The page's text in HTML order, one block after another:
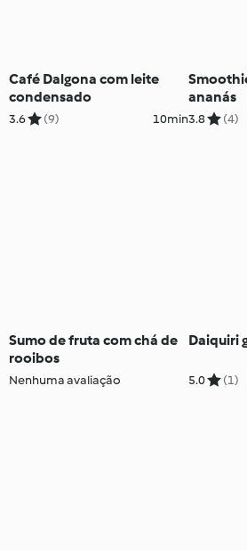
Café Dalgona com leite
condensado
3.6 (9) 10min
ananás
3.8 (4)
Sumo de fruta com chá de
rooibos
Nenhuma avaliação
Daiquiri
5.0 (1)